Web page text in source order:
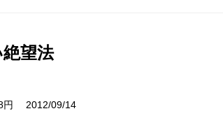
望法
円 2012/09/14